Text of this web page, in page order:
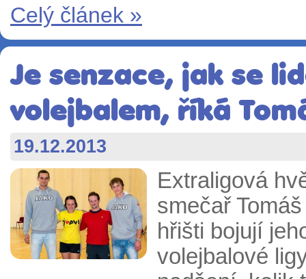
Celý článek »
Je senzace, jak se
volejbalem, říká
19.12.2013
Extraligová
smečař
hřišti bojují
volejbalové